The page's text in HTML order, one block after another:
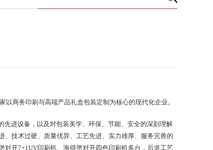
商务印刷与高端产品礼盒包装定制为核心的现代化企业。
进设备，以及对包装美学、环保、节能、安全的深刻理解
技术过硬、质量优异、工艺先进、实力雄厚、服务完善的
开7+1UV印刷机、海得堡对开四色印刷机多台，后道工艺